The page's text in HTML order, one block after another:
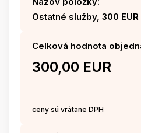
Ostatné služby, 300 EUR
Celková hodnota
300,00 EUR
ceny sú vrátane DPH